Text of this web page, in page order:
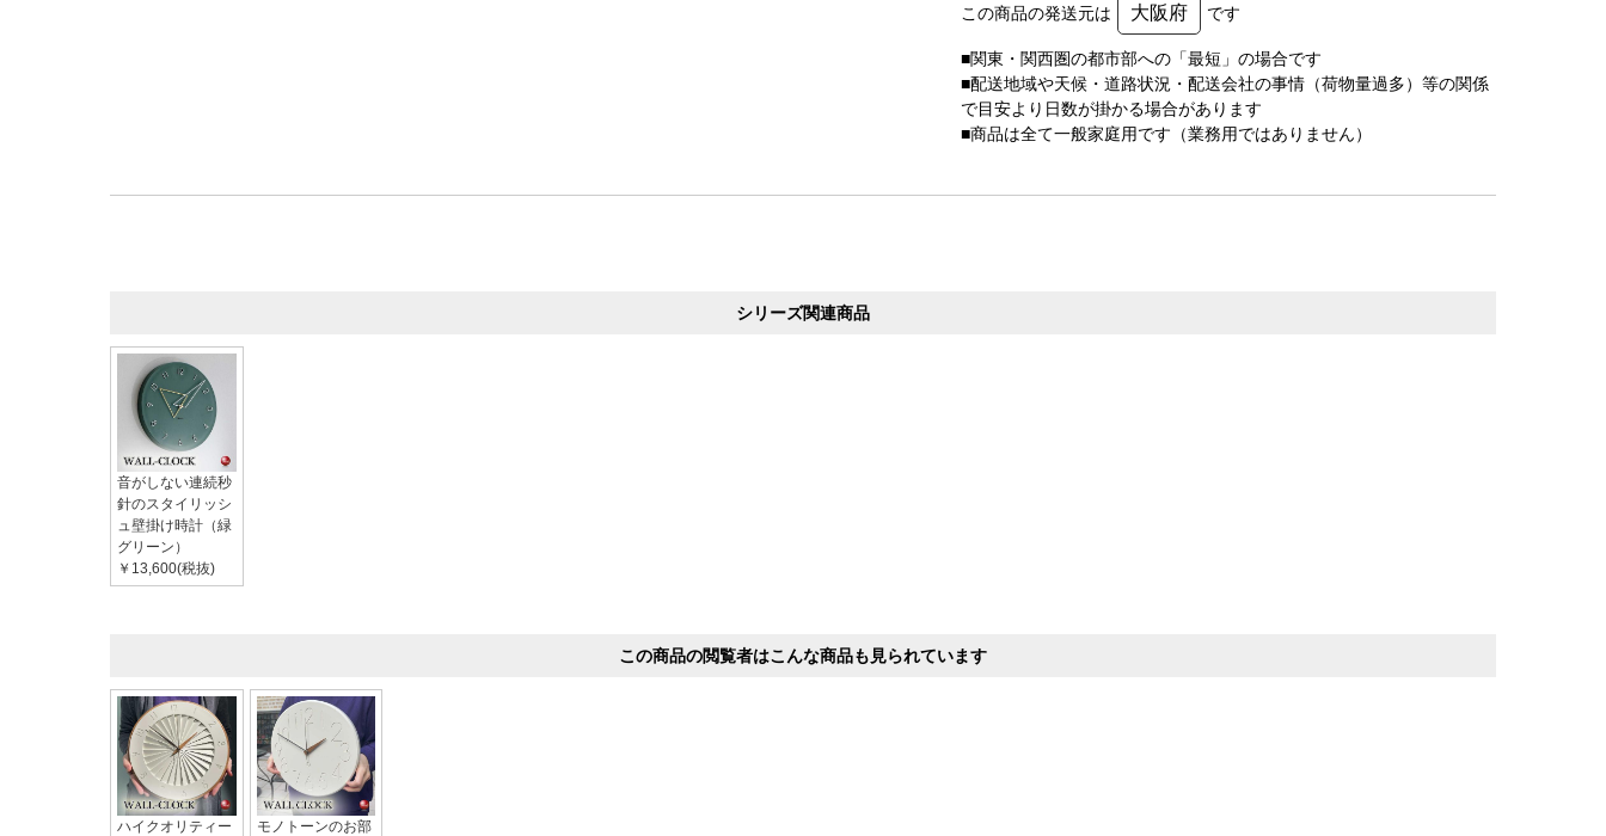
この商品の発送元は 大阪府 です
■関東・関西圏の都市部への「最短」の場合です
■配送地域や天候・道路状況・配送会社の事情（荷物量過多）等の関係
で目安より日数が掛かる場合があります
■商品は全て一般家庭用です（業務用ではありません）
シリーズ関連商品
音がしない連続秒
針のスタイリッシ
ュ壁掛け時計（緑
グリーン）
￥13,600(税抜)
この商品の閲覧者はこんな商品も見られています
ハイクオリティー
モノトーンのお部